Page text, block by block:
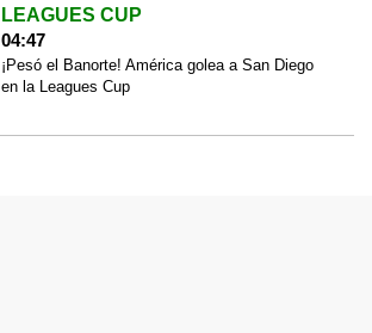
LEAGUES CUP
04:47
¡Pesó el Banorte! América golea a San Diego
en la Leagues Cup